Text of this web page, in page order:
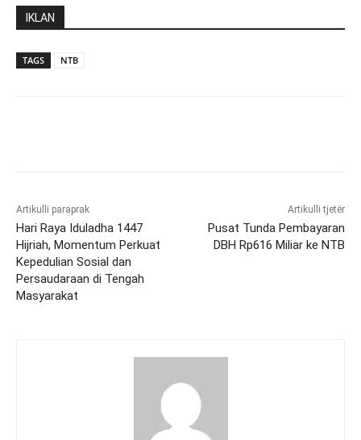
IKLAN
TAGS NTB
Artikulli paraprak
Hari Raya Iduladha 1447
Hijriah, Momentum Perkuat
Kepedulian Sosial dan
Persaudaraan di Tengah
Masyarakat
Artikulli tjetër
Pusat Tunda Pembayaran
DBH Rp616 Miliar ke NTB